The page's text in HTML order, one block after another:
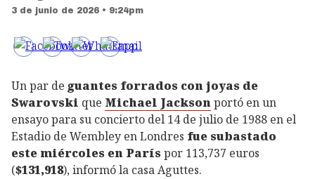
3 de junio de 2026 • 9:24pm
Un par de guantes forrados con joyas de
Swarovski que Michael Jacksonportó en un
ensayo para su concierto del 14 de julio de 1988 en el
Estadio de Wembley en Londres fue subastado
este miércoles en París por 113,737 euros
($131,918), informó la casa Aguttes.